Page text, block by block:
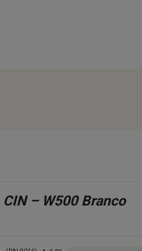
CIN – W500 Branco